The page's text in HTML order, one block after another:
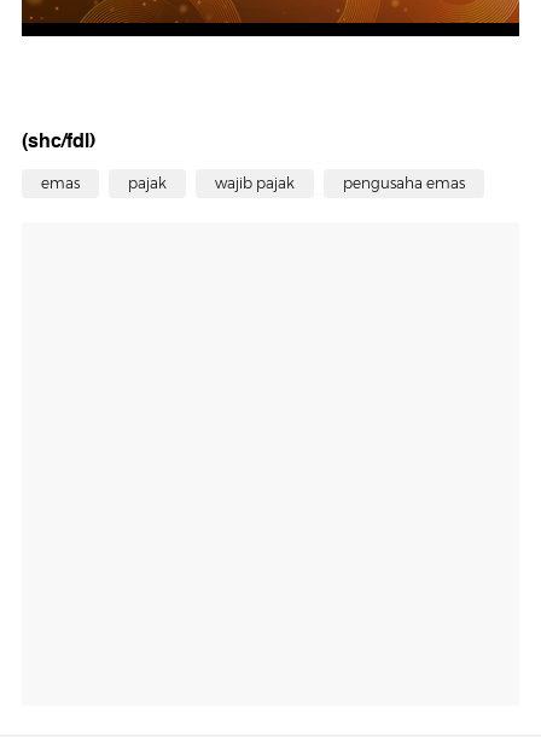
(shc/fdl)
emas pajak wajib pajak pengusaha emas